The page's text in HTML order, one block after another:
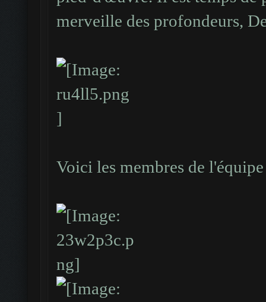
merveille des profondeurs,
Voici les membres de